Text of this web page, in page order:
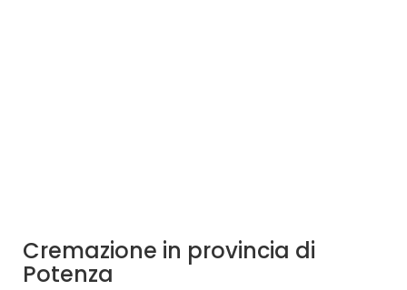
Cremazione in provincia di
Potenza